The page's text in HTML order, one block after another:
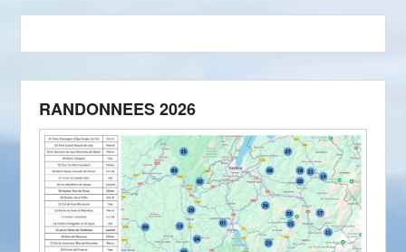
RANDONNEES 2026